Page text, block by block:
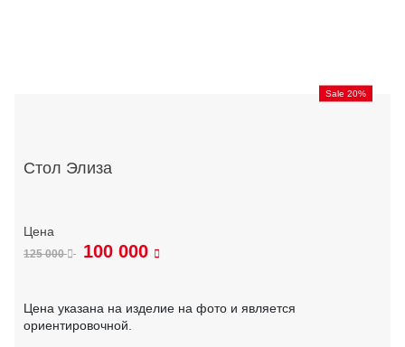
Sale 20%
Стол Элиза
125 000 100 000
Цена указана на изделие на фото и является
ориентировочной.